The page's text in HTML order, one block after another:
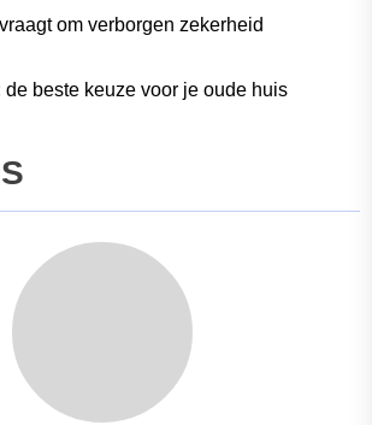
om verborgen zekerheid
beste keuze voor je oude huis